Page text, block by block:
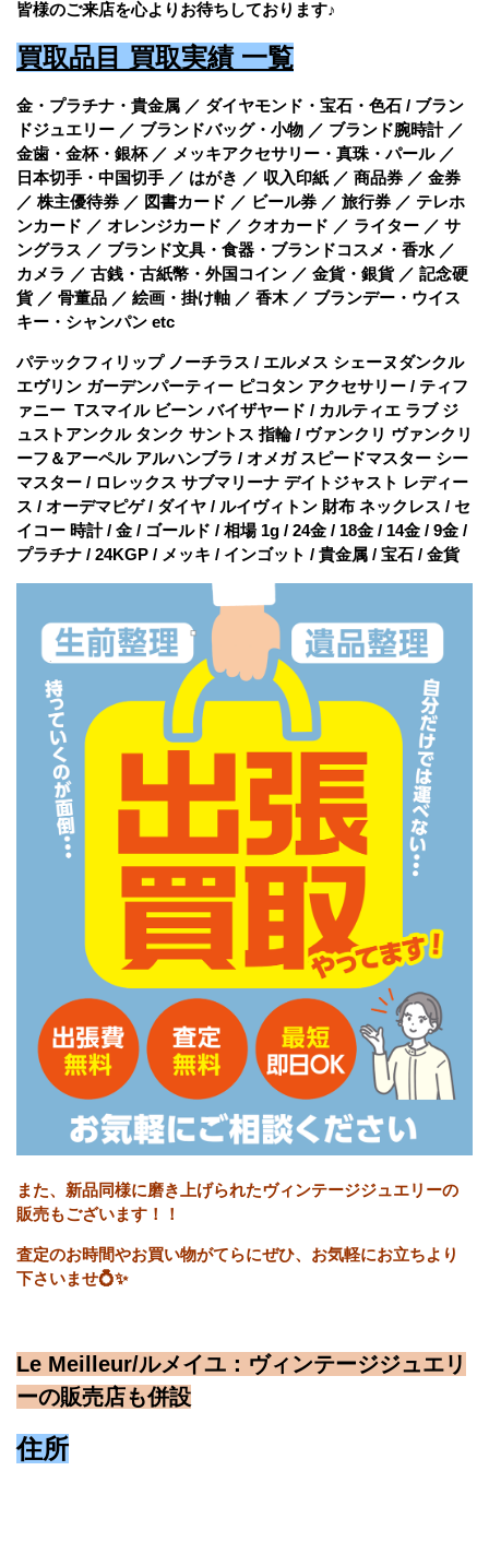
皆様のご来店を心よりお待ちしております♪
買取品目 買取実績 一覧
金・プラチナ・貴金属 ／ ダイヤモンド・宝石・色石 / ブラン
ドジュエリー ／ ブランドバッグ・小物 ／ ブランド腕時計 ／
金歯・金杯・銀杯 ／ メッキアクセサリー・真珠・パール ／
日本切手・中国切手 ／ はがき ／ 収入印紙 ／ 商品券 ／ 金券
／ 株主優待券 ／ 図書カード ／ ビール券 ／ 旅行券 ／ テレホ
ンカード ／ オレンジカード ／ クオカード ／ ライター ／ サ
ングラス ／ ブランド文具・食器・ブランドコスメ・香水 ／
カメラ ／ 古銭・古紙幣・外国コイン ／ 金貨・銀貨 ／ 記念硬
貨 ／ 骨董品 ／ 絵画・掛け軸 ／ 香木 ／ ブランデー・ウイス
キー・シャンパン etc
パテックフィリップ ノーチラス / エルメス シェーヌダンクル
エヴリン ガーデンパーティー ピコタン アクセサリー / ティフ
ァニー Tスマイル ビーン バイザヤード / カルティエ ラブ ジ
ュストアンクル タンク サントス 指輪 / ヴァンクリ ヴァンクリ
ーフ＆アーペル アルハンブラ / オメガ スピードマスター シー
マスター / ロレックス サブマリーナ デイトジャスト レディー
ス / オーデマピゲ / ダイヤ / ルイヴィトン 財布 ネックレス / セ
イコー 時計 / 金 / ゴールド / 相場 1g / 24金 / 18金 / 14金 / 9金 /
プラチナ / 24KGP / メッキ / インゴット / 貴金属 / 宝石 / 金貨
また、新品同様に磨き上げられたヴィンテージジュエリーの
販売もございます！！
査定のお時間やお買い物がてらにぜひ、お気軽にお立ちより
下さいませ💍✨
Le Meilleur/ルメイユ：ヴィンテージジュエリ
ーの販売店も併設
住所